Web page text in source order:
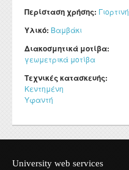
Περίσταση χρήσης: Γιορτινή
Υλικό: Βαμβάκι
Διακοσμητικά μοτίβα:
γεωμετρικά μοτίβα
Τεχνικές κατασκευής:
Κεντημένη
Υφαντή
University web services